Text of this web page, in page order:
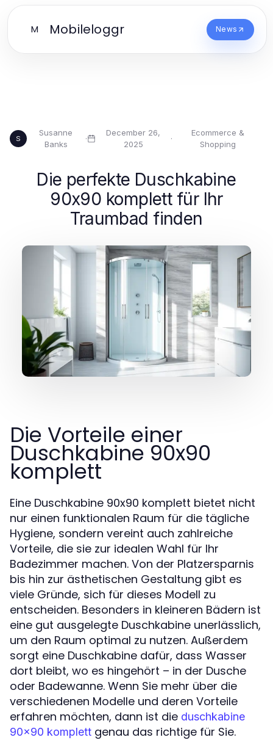
M Mobileloggr News
S
Susanne
Banks
·
December 26,
2025
·
Ecommerce &
Shopping
Die perfekte Duschkabine
90x90 komplett für Ihr
Traumbad finden
Die Vorteile einer
Duschkabine 90x90
komplett
Eine Duschkabine 90x90 komplett bietet nicht
nur einen funktionalen Raum für die tägliche
Hygiene, sondern vereint auch zahlreiche
Vorteile, die sie zur idealen Wahl für Ihr
Badezimmer machen. Von der Platzersparnis
bis hin zur ästhetischen Gestaltung gibt es
viele Gründe, sich für dieses Modell zu
entscheiden. Besonders in kleineren Bädern ist
eine gut ausgelegte Duschkabine unerlässlich,
um den Raum optimal zu nutzen. Außerdem
sorgt eine Duschkabine dafür, dass Wasser
dort bleibt, wo es hingehört – in der Dusche
oder Badewanne. Wenn Sie mehr über die
verschiedenen Modelle und deren Vorteile
erfahren möchten, dann ist die duschkabine
90x90 komplett genau das richtige für Sie.